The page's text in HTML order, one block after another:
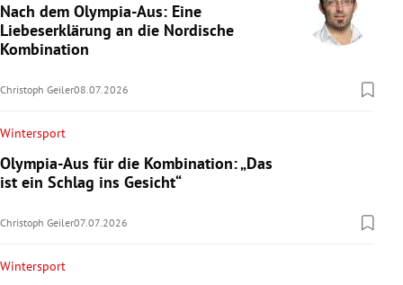
Nach dem Olympia-Aus: Eine
Liebeserklärung an die Nordische
Kombination
Christoph Geiler08.07.2026
Wintersport
Olympia-Aus für die Kombination: „Das
ist ein Schlag ins Gesicht“
Christoph Geiler07.07.2026
Wintersport